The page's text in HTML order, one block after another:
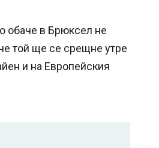
обаче в Брюксел не
той ще се срещне утре
и на Европейския